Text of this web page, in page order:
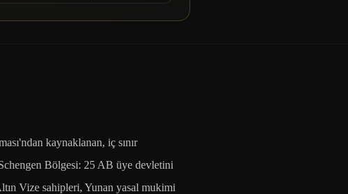
kaynaklanan, iç sınır
Bölgesi: 25 AB üye devletini
Vize sahipleri, Yunan yasal mukimi